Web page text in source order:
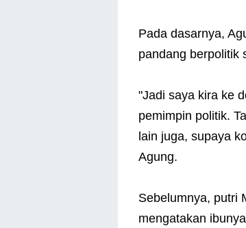
Pada dasarnya,
pandang berpolitik
"Jadi saya kira ke
pemimpin politik.
lain juga, supaya
Agung.
Sebelumnya, putri
mengatakan